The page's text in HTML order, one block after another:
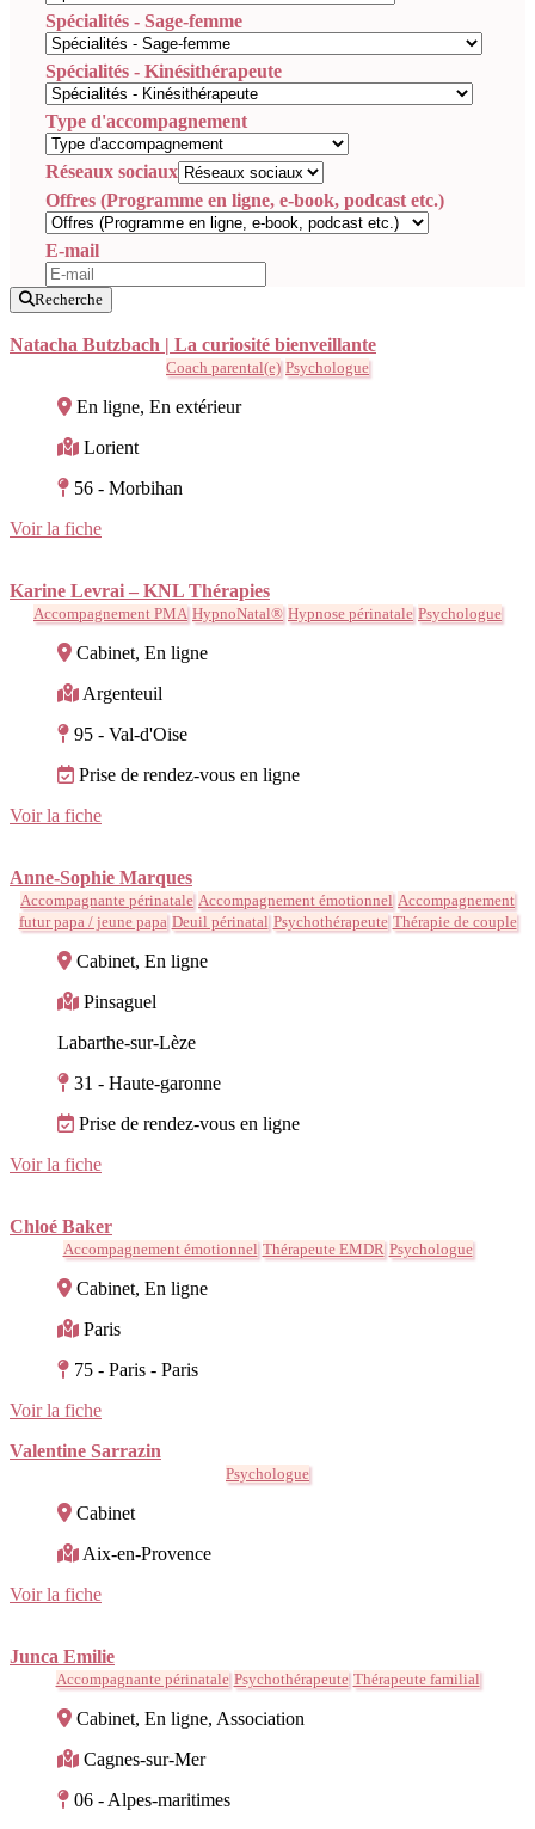
Spécialités - Sage-femme
Spécialités - Kinésithérapeute
Type d'accompagnement
Réseaux sociaux
Offres (Programme en ligne, e-book, podcast etc.)
E-mail
Recherche
Natacha Butzbach | La curiosité bienveillante
Coach parental(e) Psychologue
En ligne, En extérieur
Lorient
56 - Morbihan
Voir la fiche
Karine Levrai – KNL Thérapies
Accompagnement PMA HypnoNatal® Hypnose périnatale Psychologue
Cabinet, En ligne
Argenteuil
95 - Val-d'Oise
Prise de rendez-vous en ligne
Voir la fiche
Anne-Sophie Marques
Accompagnante périnatale Accompagnement émotionnel Accompagnement
futur papa / jeune papa Deuil périnatal Psychothérapeute Thérapie de couple
Cabinet, En ligne
Pinsaguel
Labarthe-sur-Lèze
31 - Haute-garonne
Prise de rendez-vous en ligne
Voir la fiche
Chloé Baker
Accompagnement émotionnel Thérapeute EMDR Psychologue
Cabinet, En ligne
Paris
75 - Paris - Paris
Voir la fiche
Valentine Sarrazin
Psychologue
Cabinet
Aix-en-Provence
Voir la fiche
Junca Emilie
Accompagnante périnatale Psychothérapeute Thérapeute familial
Cabinet, En ligne, Association
Cagnes-sur-Mer
06 - Alpes-maritimes